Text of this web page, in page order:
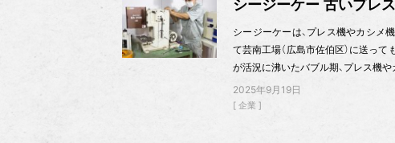
シージーケー 古いプレ
シージーケーは、プレス機やカシメ
て芸南工場（広島市佐伯区）に送っ
が活況に沸いたバブル期、プレス機
2025年9月19日
企業